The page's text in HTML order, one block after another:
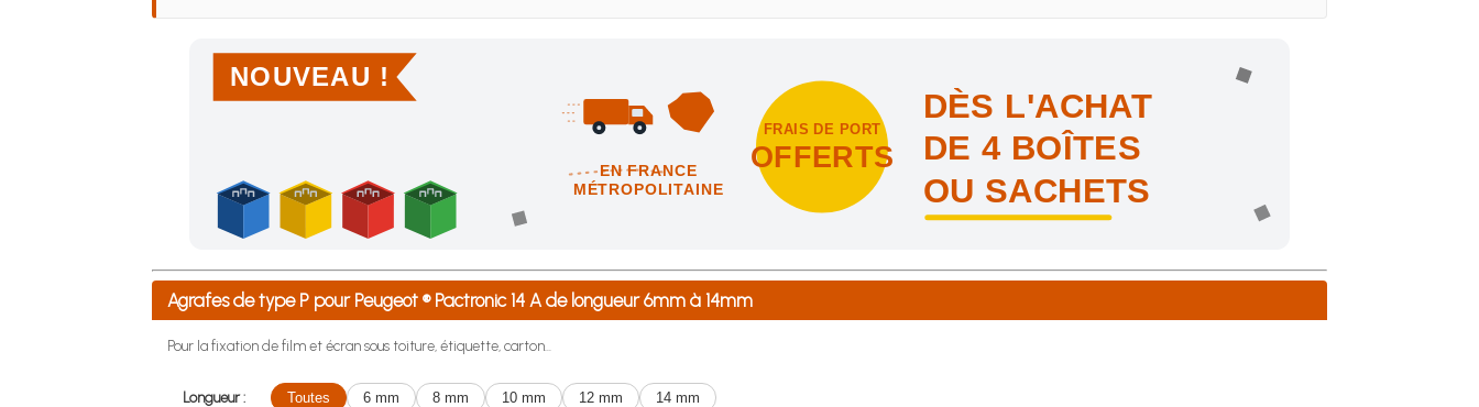
NOUVEAU !
EN FRANCE
MÉTROPOLITAINE
FRAIS DE PORT
OFFERTS
DÈS L'ACHAT
DE 4 BOÎTES
OU SACHETS
Achetez 4 sachets ou boîtes d'agrafes ou de pointes et nous vous offrons les frais de port en France métropolitaine !
Agrafes de type P pour Peugeot ® Pactronic 14 A de longueur 6mm à 14mm
Pour la fixation de film et écran sous toiture, étiquette, carton...
Longueur : Toutes 6 mm 8 mm 10 mm 12 mm
14 mm